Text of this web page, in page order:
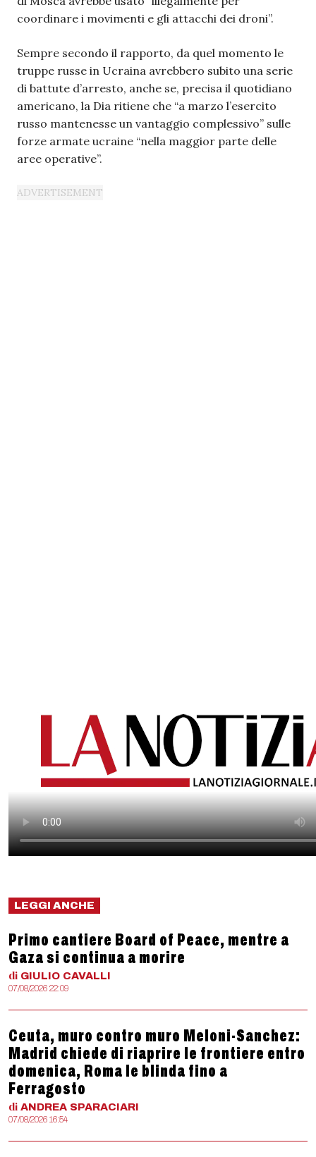
coordinare i movimenti e gli attacchi dei droni”.
Sempre secondo il rapporto, da quel momento le
truppe russe in Ucraina avrebbero subito una serie
di battute d’arresto, anche se, precisa il quotidiano
americano, la Dia ritiene che “a marzo l’esercito
russo mantenesse un vantaggio complessivo” sulle
forze armate ucraine “nella maggior parte delle
aree operative”.
LEGGI ANCHE
Primo cantiere Board of Peace, mentre a
Gaza si continua a morire
di GIULIO CAVALLI
07/08/2026 22:09
Ceuta, muro contro muro Meloni-Sanchez:
Madrid chiede di riaprire le frontiere entro
domenica, Roma le blinda fino a
Ferragosto
di ANDREA SPARACIARI
07/08/2026 16:54